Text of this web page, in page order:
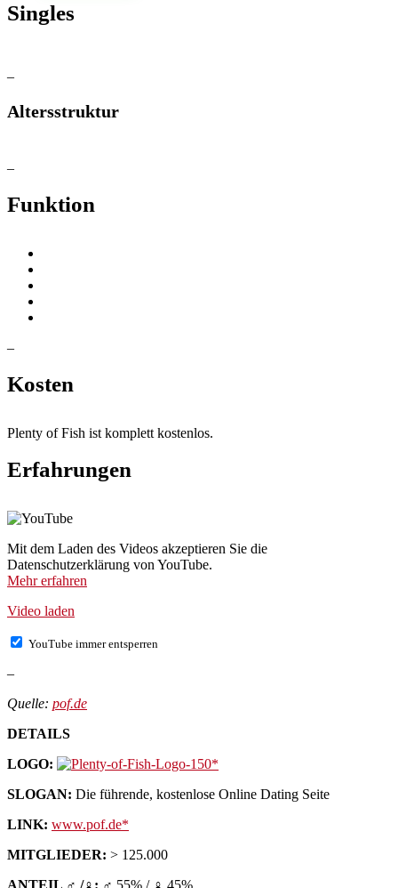
Singles
–
Altersstruktur
–
Funktion
–
Kosten
Plenty of Fish ist komplett kostenlos.
Erfahrungen
Mit dem Laden des Videos akzeptieren Sie die
Datenschutzerklärung von YouTube.
Mehr erfahren
Video laden
YouTube immer entsperren
–
Quelle: pof.de
DETAILS
LOGO:
SLOGAN: Die führende, kostenlose Online Dating Seite
LINK: www.pof.de
MITGLIEDER: > 125.000
ANTEIL ♂ /♀: ♂ 55% / ♀ 45%